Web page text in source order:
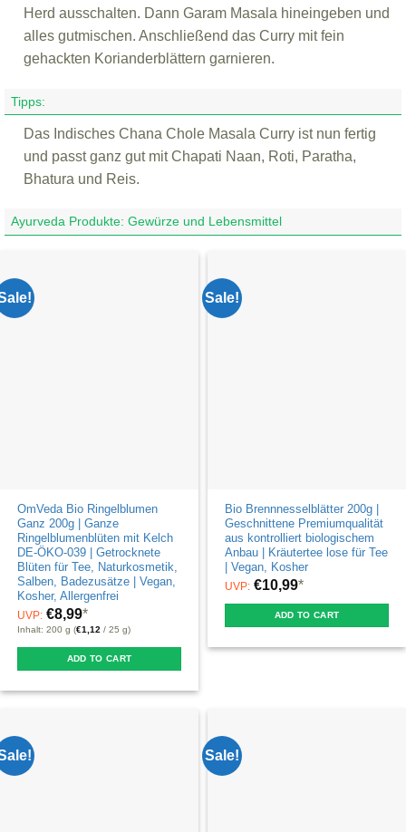
Herd ausschalten. Dann Garam Masala hineingeben und
alles gutmischen. Anschließend das Curry mit fein
gehackten Korianderblättern garnieren.
Tipps:
Das Indisches Chana Chole Masala Curry ist nun fertig
und passt ganz gut mit Chapati Naan, Roti, Paratha,
Bhatura und Reis.
Ayurveda Produkte: Gewürze und Lebensmittel
OmVeda Bio Ringelblumen
Ganz 200g | Ganze
Ringelblumenblüten mit Kelch
DE-ÖKO-039 | Getrocknete
Blüten für Tee, Naturkosmetik,
Salben, Badezusätze | Vegan,
Kosher, Allergenfrei
UVP: €8,99*
Inhalt: 200 g (€1,12 / 25 g)
ADD TO CART
Sale!
Bio Brennnesselblätter 200g |
Geschnittene Premiumqualität
aus kontrolliert biologischem
Anbau | Kräutertee lose für Tee
| Vegan, Kosher
UVP: €10,99*
ADD TO CART
Sale!